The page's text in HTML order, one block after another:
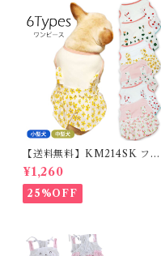
【送料無料】KM214SK フレ
ブル 女の子 スカート ワンピー
ス夏 フリル 犬服 ドックウェア
¥1,260
25%OFF